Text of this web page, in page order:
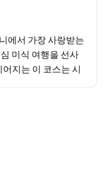
에서 가장 사랑받는
미식 여행을 선사
지는 이 코스는 시